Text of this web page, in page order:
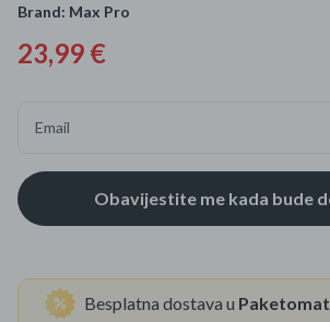
Ograničena cijena
Najpopularniji proizvodi
Brand: Max Pro
23,99 €
Email
Besplatna dostava u Paketomat